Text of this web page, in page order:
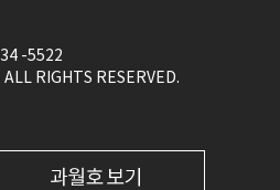
-5522
RIGHTS RESERVED.